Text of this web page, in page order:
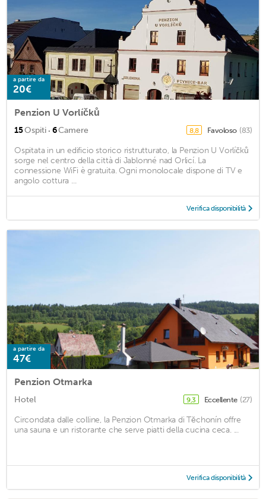
a partire da
20€
Penzion U Vorlíčků
15Ospiti · 6Camere 8,8 Favoloso (83)
Ospitata in un edificio storico ristrutturato, la Penzion U Vorlíčků
sorge nel centro della città di Jablonné nad Orlicí. La
connessione WiFi è gratuita. Ogni monolocale dispone di TV e
angolo cottura ...
Verifica disponibilità
a partire da
47€
Penzion Otmarka
Hotel 9,3 Eccellente (27)
Circondata dalle colline, la Penzion Otmarka di Těchonín offre
una sauna e un ristorante che serve piatti della cucina ceca. ...
Verifica disponibilità